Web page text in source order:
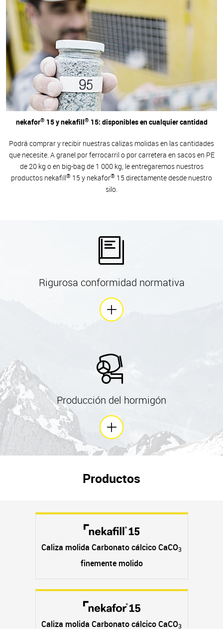
nekafor® 15 y nekafill® 15: disponibles en cualquier cantidad
Podrá comprar y recibir nuestras calizas molidas en las cantidades
que necesite. A granel por ferrocarril o por carretera en sacos en PE
de 20 kg o en big-bag de 1 000 kg, le entregaremos nuestros
productos nekafill® 15 y nekafor® 15 directamente desde nuestro
silo.
Rigurosa conformidad normativa
Producción del hormigón
Productos
Caliza molida Carbonato cálcico CaCO3
finemente molido
Caliza molida Carbonato cálcico CaCO3